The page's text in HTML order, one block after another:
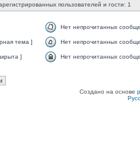
пользователей и гости: 1
Нет непрочитанных
тема ] Нет непрочитанных
] Нет непрочитанных
Создано на основе